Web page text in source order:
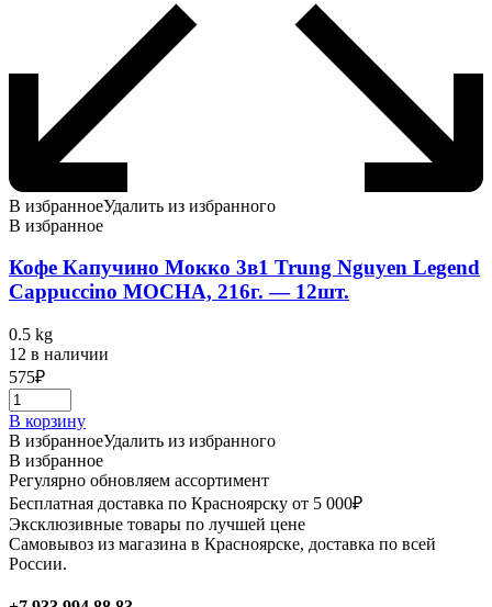
В избранноеУдалить из избранного
В избранное
Кофе Капучино Мокко 3в1 Trung Nguyen Legend
Cappuccino MOCHA, 216г. — 12шт.
0.5 kg
12 в наличии
575₽
В корзину
В избранноеУдалить из избранного
В избранное
Регулярно обновляем ассортимент
Бесплатная доставка по Красноярску от 5 000₽
Эксклюзивные товары по лучшей цене
Самовывоз из магазина в Красноярске, доставка по всей
России.